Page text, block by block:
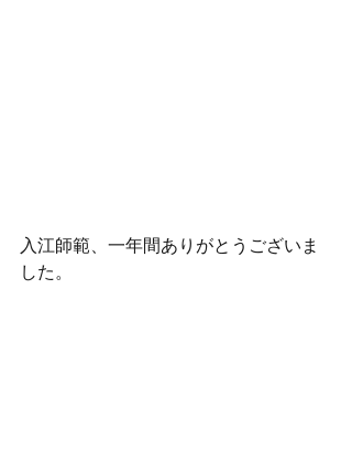
入江師範、一年間ありがとうございま
した。